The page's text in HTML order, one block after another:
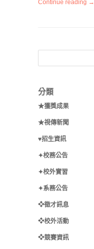
Continue reading →
分類
★獲獎成果
★視傳新聞
♥招生資訊
✦校務公告
✦校外實習
✦系務公告
❖徵才訊息
❖校外活動
❖競賽資訊